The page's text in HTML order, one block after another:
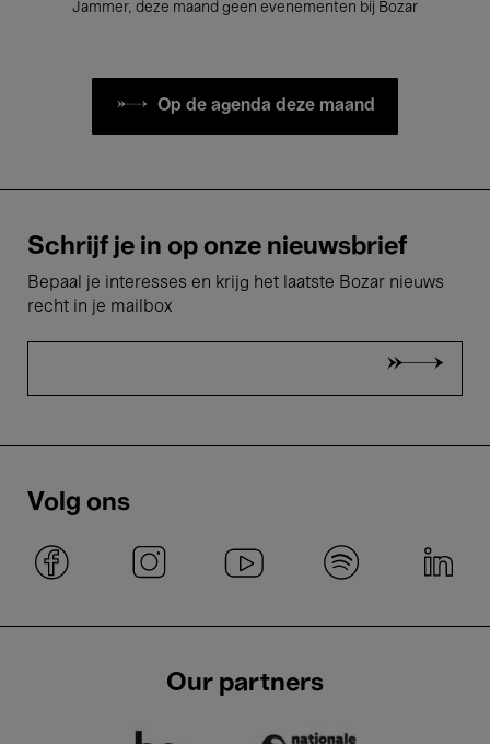
Jammer, deze maand geen evenementen bij Bozar
Op de agenda deze maand
Schrijf je in op onze nieuwsbrief
Bepaal je interesses en krijg het laatste Bozar nieuws
recht in je mailbox
Volg ons
Our partners